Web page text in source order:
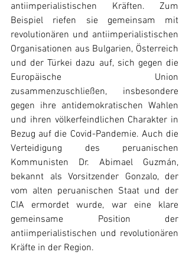
antiimperialistischen Kräften. Zum
Beispiel riefen sie gemeinsam mit
revolutionären und antiimperialistischen
Organisationen aus Bulgarien, Österreich
und der Türkei dazu auf, sich gegen die
Europäische Union
zusammenzuschließen, insbesondere
gegen ihre antidemokratischen Wahlen
und ihren völkerfeindlichen Charakter in
Bezug auf die Covid-Pandemie. Auch die
Verteidigung des peruanischen
Kommunisten Dr. Abimael Guzmán,
bekannt als Vorsitzender Gonzalo, der
vom alten peruanischen Staat und der
CIA ermordet wurde, war eine klare
gemeinsame Position der
antiimperialistischen und revolutionären
Kräfte in der Region.